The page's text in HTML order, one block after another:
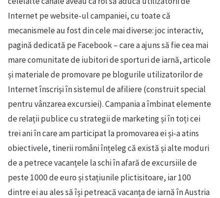
Internet pe website-ul campaniei, cu toate că
mecanismele au fost din cele mai diverse: joc interactiv,
pagină dedicată pe Facebook – care a ajuns să fie cea mai
mare comunitate de iubitori de sporturi de iarnă, articole
și materiale de promovare pe blogurile utilizatorilor de
Internet înscriși în sistemul de afiliere (construit special
pentru vânzarea excursiei). Campania a îmbinat elemente
de relații publice cu strategii de marketing și în toți cei
trei ani în care am participat la promovarea ei și-a atins
obiectivele, tinerii români înțeleg că există și alte moduri
de a petrece vacanțele la schi în afară de excursiile de
peste 1000 de euro și stațiunile plictisitoare, iar 100
dintre ei au ales să își petreacă vacanța de iarnă în Austria